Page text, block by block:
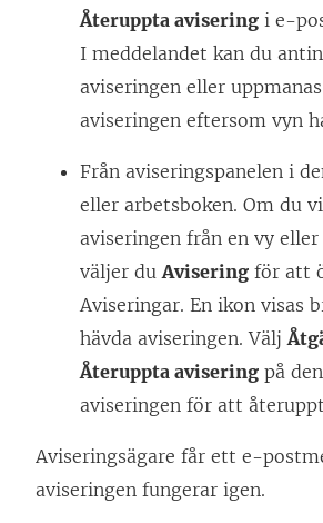
Återuppta avisering i e-
I meddelandet kan du
aviseringen eller
aviseringen eftersom vyn
Från aviseringspanelen i
eller arbetsboken. Om du
aviseringen från en vy
väljer duAvisering för att
Aviseringar. En ikon visas
hävda aviseringen. Välj
Återuppta avisering på
aviseringen för att
Aviseringsägare får ett e-
aviseringen fungerar igen.